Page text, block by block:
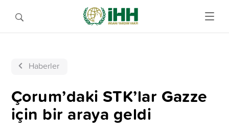
Haberler
Çorum’daki STK’lar Gazze
için bir araya geldi